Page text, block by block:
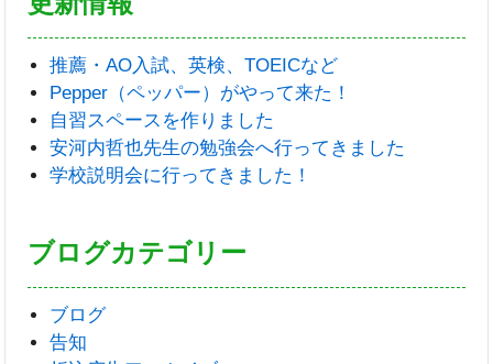
推薦・AO入試、英検、TOEICなど
Pepper（ペッパー）がやって来た！
自習スペースを作りました
安河内哲也先生の勉強会へ行ってきました
学校説明会に行ってきました！
ブログカテゴリー
ブログ
告知